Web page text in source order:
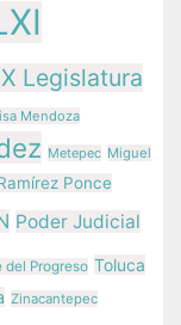
Legislatura
Mendoza
Metepec Miguel
Ponce
Poder Judicial
del Progreso Toluca
Zinacantepec